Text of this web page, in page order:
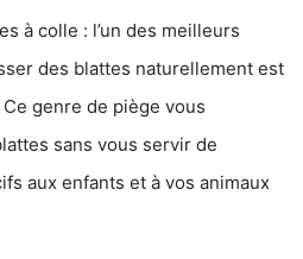
à colle : l’un des meilleurs
des blattes naturellement est
Ce genre de piège vous
sans vous servir de
aux enfants et à vos animaux